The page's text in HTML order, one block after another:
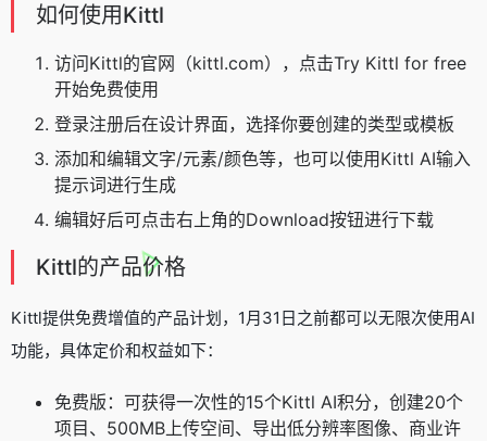
如何使用Kittl
访问Kittl的官网（kittl.com），点击Try Kittl for free
开始免费使用
登录注册后在设计界面，选择你要创建的类型或模板
添加和编辑文字/元素/颜色等，也可以使用Kittl AI输入
提示词进行生成
编辑好后可点击右上角的Download按钮进行下载
Kittl的产品价格
Kittl提供免费增值的产品计划，1月31日之前都可以无限次使用AI
功能，具体定价和权益如下：
免费版：可获得一次性的15个Kittl AI积分，创建20个
项目、500MB上传空间、导出低分辨率图像、商业许